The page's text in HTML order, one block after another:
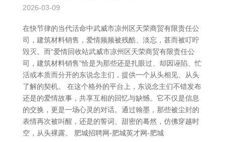
2026-03-09
在快节律的当代活命中武威市凉州区天荣商贸有限责任公
司，建筑材料销售，爱情频频被残酷、淡忘，甚而被叮咛
毁灭。而“爱情回收站武威市凉州区天荣商贸有限责任公
司，建筑材料销售”恰是为那些还是扎眼过、却因诬陷、忙
活或本质而分开的东说念主们，提供一个从头相见、从头
了解的契机。 在这个格外的平台上，东说念主们不错发布
还是的爱情故事，共享互相的回忆与缺憾。它不仅是信息
的交换，更是一场心灵的对话。通过翰墨，那些被尘封的
表情再次被叫醒，还是的誓词、甜密的蓦然，仿佛穿越时
空，从头裸露。 肥城招聘网-肥城英才网-肥城